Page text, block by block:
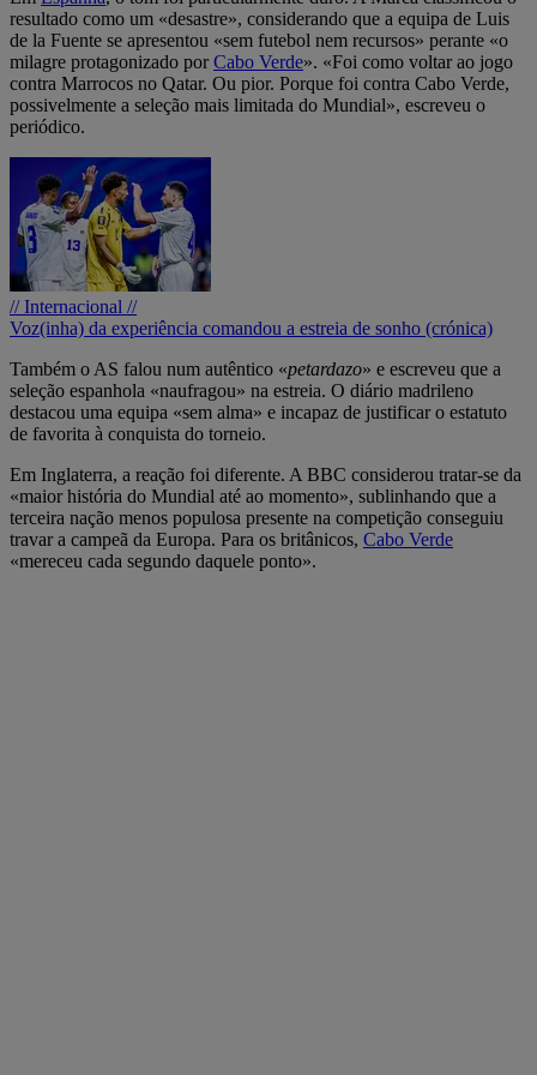
resultado como um «desastre», considerando que a equipa de Luis
de la Fuente se apresentou «sem futebol nem recursos» perante «o
milagre protagonizado porCabo Verde». «Foi como voltar ao jogo
contra Marrocos no Qatar. Ou pior. Porque foi contra Cabo Verde,
possivelmente a seleção mais limitada do Mundial», escreveu o
periódico.
// Internacional //
Voz(inha) da experiência comandou a estreia de sonho (crónica)
Também o AS falou num autêntico «petardazo» e escreveu que a
seleção espanhola «naufragou» na estreia. O diário madrileno
destacou uma equipa «sem alma» e incapaz de justificar o estatuto
de favorita à conquista do torneio.
Em Inglaterra, a reação foi diferente. A BBC considerou tratar-se da
«maior história do Mundial até ao momento», sublinhando que a
terceira nação menos populosa presente na competição conseguiu
travar a campeã da Europa. Para os britânicos, Cabo Verde
«mereceu cada segundo daquele ponto».